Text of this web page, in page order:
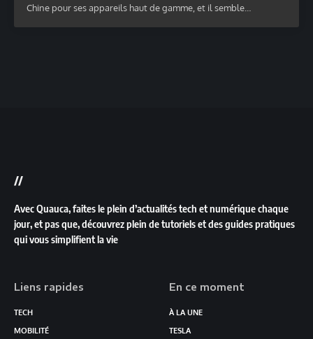
Chine pour ses appareils haut de gamme, et il semble…
//
Avec Quauca, faites le plein d’actualités tech et numérique chaque
jour, et pas que, découvrez plein de tutoriels et des guides pratiques
qui vous simplifient la vie
Liens rapides
TECH
MOBILITÉ
En ce moment
À LA UNE
TESLA